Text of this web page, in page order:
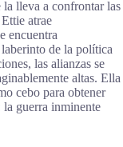
lleva a confrontar las
atrae
encuentra
de la política
las alianzas se
altas. Ella
cebo para obtener
la guerra inminente